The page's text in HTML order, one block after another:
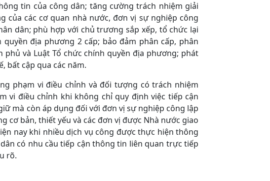
tin của công dân; tăng cường trách nhiệm giải
các cơ quan nhà nước, đơn vị sự nghiệp công
dân; phù hợp với chủ trương sắp xếp, tổ chức lại
địa phương 2 cấp; bảo đảm phân cấp, phân
và Luật Tổ chức chính quyền địa phương; phát
bất cập qua các năm.
phạm vi điều chỉnh và đối tượng có trách nhiệm
vi điều chỉnh khi không chỉ quy định việc tiếp cận
mà còn áp dụng đối với đơn vị sự nghiệp công lập
cơ bản, thiết yếu và các đơn vị được Nhà nước giao
nay khi nhiều dịch vụ công được thực hiện thông
có nhu cầu tiếp cận thông tin liên quan trực tiếp
rõ.